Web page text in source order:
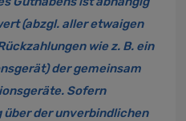
(abzgl. aller etwaigen
wie z. B. ein
der gemeinsam
Sofern
der unverbindlichen